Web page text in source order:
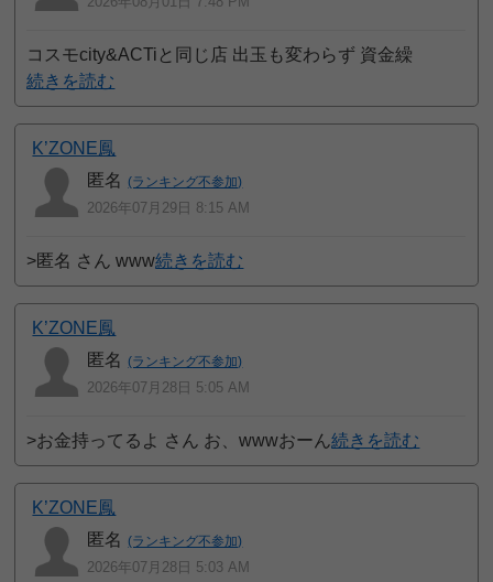
コスモcity&ACTiと同じ店 出玉も変わらず 資金繰
続きを読む
K’ZONE鳳
匿名 (ランキング不参加)
2026年07月29日 8:15 AM
>匿名 さん www続きを読む
K’ZONE鳳
匿名 (ランキング不参加)
2026年07月28日 5:05 AM
>お金持ってるよ さん お、wwwおーん続きを読む
K’ZONE鳳
匿名 (ランキング不参加)
2026年07月28日 5:03 AM